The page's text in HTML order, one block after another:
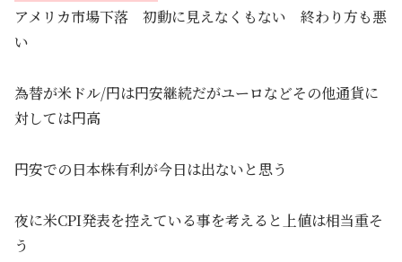
アメリカ市場下落 初動に見えなくもない 終わり方も悪
い
為替が米ドル/円は円安継続だがユーロなどその他通貨に
対しては円高
円安での日本株有利が今日は出ないと思う
夜に米CPI発表を控えている事を考えると上値は相当重そ
う